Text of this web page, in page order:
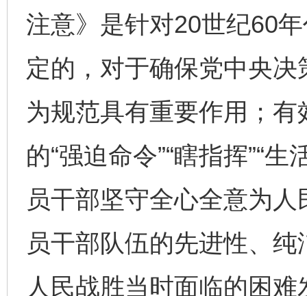
注意》是针对20世纪60
定的，对于确保党中央
为规范具有重要作用；
的“强迫命令”“瞎指挥”“
员干部坚守全心全意为
员干部队伍的先进性、
人民战胜当时面临的困